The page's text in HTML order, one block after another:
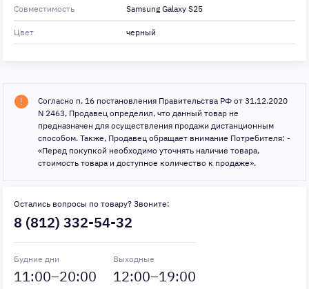
Совместимость Samsung Galaxy S25
Цвет черный
Согласно п. 16 постановления Правительства РФ от 31.12.2020
N 2463, Продавец определил, что данный товар не
предназначен для осуществления продажи дистанционным
способом. Также, Продавец обращает внимание Потребителя: -
«Перед покупкой необходимо уточнять наличие товара,
стоимость товара и доступное количество к продаже».
Остались вопросы по товару? Звоните:
8 (812) 332-54-32
Будние дни
11:00–20:00
Выходные
12:00–19:00